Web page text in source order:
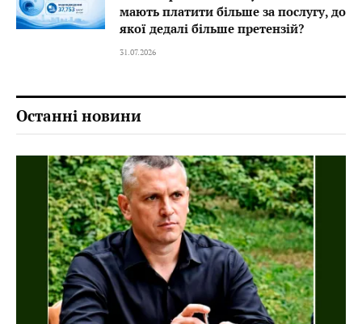
мають платити більше за послугу, до
якої дедалі більше претензій?
31.07.2026
Останні новини